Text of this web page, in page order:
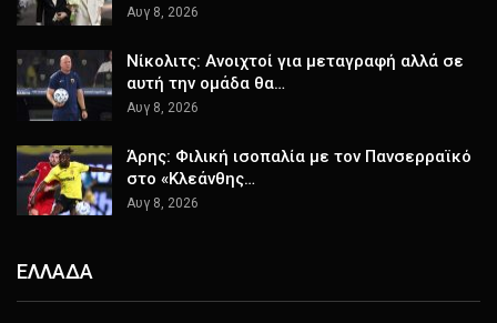
Αυγ 8, 2026
Νίκολιτς: Ανοιχτοί για μεταγραφή αλλά σε
αυτή την ομάδα θα…
Αυγ 8, 2026
Άρης: Φιλική ισοπαλία με τον Πανσερραϊκό
στο «Κλεάνθης…
Αυγ 8, 2026
ΕΛΛΑΔΑ